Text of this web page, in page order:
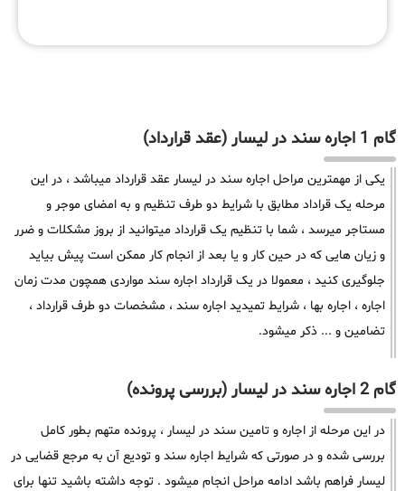
گام 1 اجاره سند در لیسار (عقد قرارداد)
یکی از مهمترین مراحل اجاره سند در لیسار عقد قرارداد میباشد ، در این
مرحله یک قراداد مطابق با شرایط دو طرف تنظیم و به امضای موجر و
مستاجر میرسد ، شما با تنظیم یک قرارداد میتوانید از بروز مشکلات و ضرر
و زیان هایی که در حین کار و یا بعد از انجام کار ممکن است پیش بیاید
جلوگیری کنید ، معمولا در یک قرارداد اجاره سند مواردی همچون مدت زمان
اجاره ، اجاره بها ، شرایط تمیدید اجاره سند ، مشخصات دو طرف قرارداد ،
تضامین و ... ذکر میشود.
گام 2 اجاره سند در لیسار (بررسی پرونده)
در این مرحله از اجاره و تامین سند در لیسار ، پرونده متهم بطور کامل
بررسی شده و در صورتی که شرایط اجاره سند و تودیع آن به مرجع قضایی در
لیسار فراهم باشد ادامه مراحل انجام میشود . توجه داشته باشید تنها برای